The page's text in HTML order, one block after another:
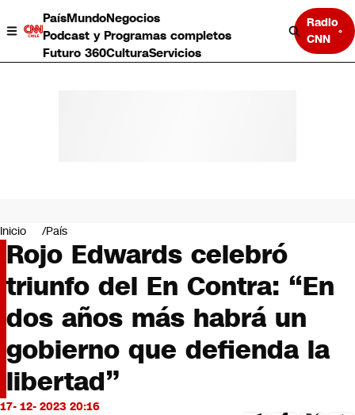
PaísMundoNegocios
Podcast y Programas completos
Futuro 360CulturaServicios
Radio
CNN
Negocios
Deportes
Programas completos
Cultura
Servicios
Bits
CNN tiempo
Futuro 360
Opinión
Inicio País
Rojo Edwards celebró
triunfo del En Contra: “En
dos años más habrá un
gobierno que defienda la
libertad”
17- 12- 2023 20:16